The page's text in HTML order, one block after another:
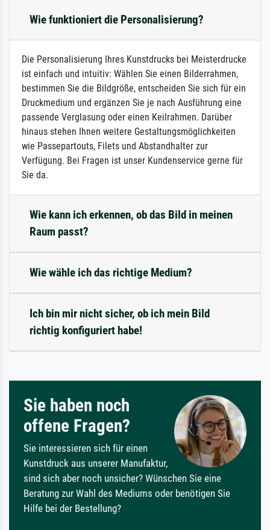
Wie funktioniert die Personalisierung?
Die Personalisierung Ihres Kunstdrucks bei Meisterdrucke
ist einfach und intuitiv: Wählen Sie einen Bilderrahmen,
bestimmen Sie die Bildgröße, entscheiden Sie sich für ein
Druckmedium und ergänzen Sie je nach Ausführung eine
passende Verglasung oder einen Keilrahmen. Darüber
hinaus stehen Ihnen weitere Gestaltungsmöglichkeiten
wie Passepartouts, Filets und Abstandhalter zur
Verfügung. Bei Fragen ist unser Kundenservice gerne für
Sie da.
Wie kann ich erkennen, ob das Bild in meinen
Raum passt?
Wie wähle ich das richtige Medium?
Ich bin mir nicht sicher, ob ich mein Bild
richtig konfiguriert habe!
Sie haben noch
offene Fragen?
Sie interessieren sich für einen
Kunstdruck aus unserer Manufaktur,
sind sich aber noch unsicher? Wünschen Sie eine
Beratung zur Wahl des Mediums oder benötigen Sie
Hilfe bei der Bestellung?